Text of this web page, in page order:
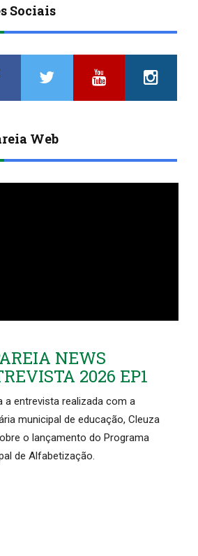
Sociais
Web
NEWS
2026 EP1
a entrevista realizada com a
municipal de educação, Cleuza
o lançamento do Programa
de Alfabetização.